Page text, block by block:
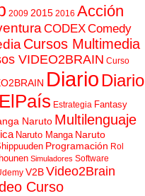
2009 2015 2016 Acción
CODEXComedy
Cursos Multimedia
VIDEO2BRAIN Curso
Diario Diario
ElPaís Estrategia Fantasy
Naruto Multilenguaje
Naruto Manga Naruto
Programación Rol
Simuladores Software
V2BVideo2Brain
Curso